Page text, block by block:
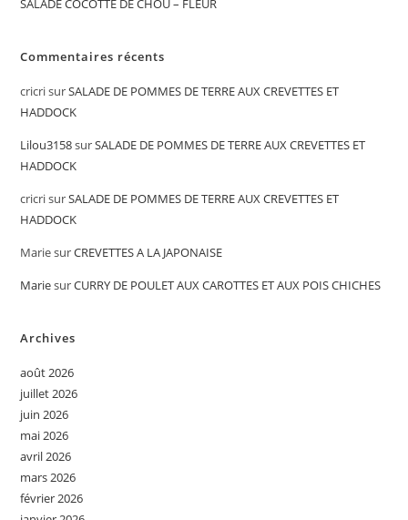
SALADE COCOTTE DE CHOU – FLEUR
Commentaires récents
cricrisurSALADE DE POMMES DE TERRE AUX CREVETTES ET
HADDOCK
Lilou3158surSALADE DE POMMES DE TERRE AUX CREVETTES ET
HADDOCK
cricrisurSALADE DE POMMES DE TERRE AUX CREVETTES ET
HADDOCK
MariesurCREVETTES A LA JAPONAISE
MariesurCURRY DE POULET AUX CAROTTES ET AUX POIS CHICHES
Archives
août 2026
juillet 2026
juin 2026
mai 2026
avril 2026
mars 2026
février 2026